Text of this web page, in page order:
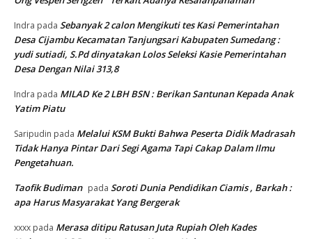
Indra pada Sebanyak 2 calon Mengikuti tes Kasi Pemerintahan
Desa Cijambu Kecamatan Tanjungsari Kabupaten Sumedang :
yudi sutiadi, S.Pd dinyatakan Lolos Seleksi Kasie Pemerintahan
Desa Dengan Nilai 313,8
Indra pada MILAD Ke 2 LBH BSN : Berikan Santunan Kepada Anak
Yatim Piatu
Saripudin pada Melalui KSM Bukti Bahwa Peserta Didik Madrasah
Tidak Hanya Pintar Dari Segi Agama Tapi Cakap Dalam Ilmu
Pengetahuan.
Taofik Budiman pada Soroti Dunia Pendidikan Ciamis , Barkah :
apa Harus Masyarakat Yang Bergerak
xxxx pada Merasa ditipu Ratusan Juta Rupiah Oleh Kades